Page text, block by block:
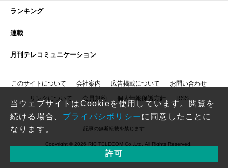
ランキング
連載
月刊テレコミュニケーション
このサイトについて 会社案内 広告掲載について お問い合わせ
リンクについて 会員規約 個人情報保護方針 RSS
記事の無断転載を禁じます
Copyright © 2026 RIC TELECOM Co.,Ltd. All Rights Reserved.
当ウェブサイトはCookieを使用しています。閲覧を
続ける場合、 プライバシポリシーに同意したことに
なります。
許可